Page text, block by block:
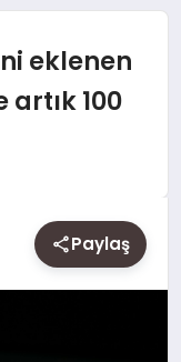
eklenen
100
Paylaş